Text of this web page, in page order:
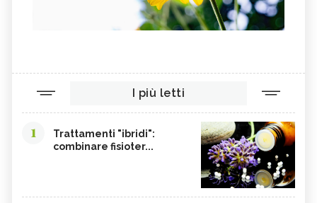
I più letti
1
Trattamenti "ibridi":
combinare fisioter...